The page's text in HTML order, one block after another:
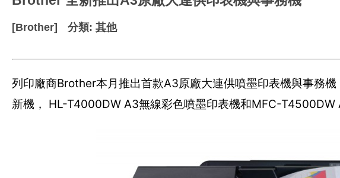
[Brother] 分類: 其他
列印廠商Brother本月推出首款A3原廠大連供噴墨印表機與事務
新機， HL-T4000DW A3無線彩色噴墨印表機和MFC-T4500DW